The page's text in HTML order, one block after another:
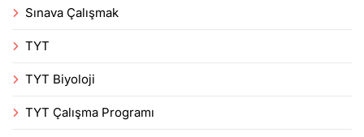
Sınava Çalışmak
TYT
TYT Biyoloji
TYT Çalışma Programı